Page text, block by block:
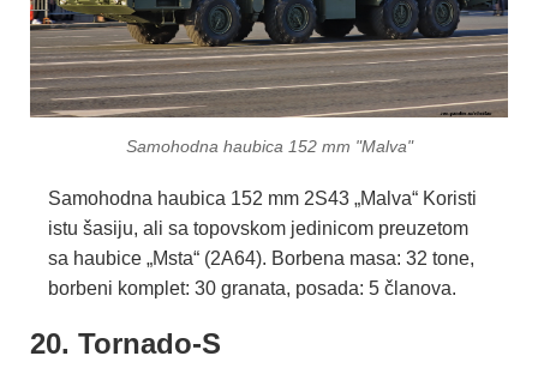
Samohodna haubica 152 mm "Malva"
Samohodna haubica 152 mm 2S43 „Malva“ Koristi
istu šasiju, ali sa topovskom jedinicom preuzetom
sa haubice „Msta“ (2A64). Borbena masa: 32 tone,
borbeni komplet: 30 granata, posada: 5 članova.
20. Tornado-S